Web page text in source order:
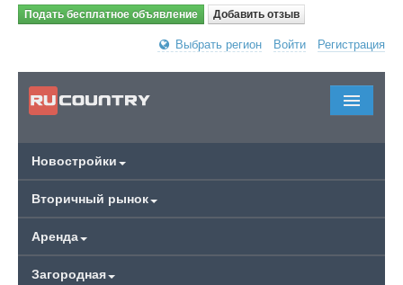
Подать бесплатное объявление Добавить отзыв
Выбрать регион Войти Регистрация
Новостройки
Вторичный рынок
Аренда
Загородная